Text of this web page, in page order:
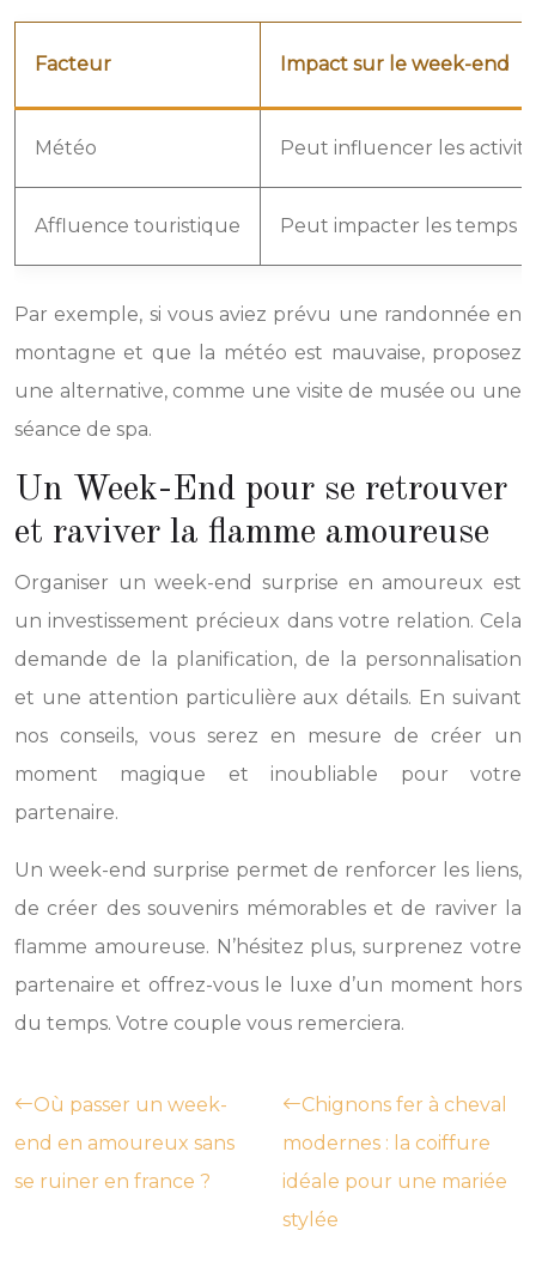
Facteur Impact sur le week-end
Météo Peut influencer les
Affluence touristique Peut impacter les temps
Par exemple, si vous aviez prévu une randonnée en
montagne et que la météo est mauvaise, proposez
une alternative, comme une visite de musée ou une
séance de spa.
Un Week-End pour se retrouver
et raviver la flamme amoureuse
Organiser un week-end surprise en amoureux est
un investissement précieux dans votre relation. Cela
demande de la planification, de la personnalisation
et une attention particulière aux détails. En suivant
nos conseils, vous serez en mesure de créer un
moment magique et inoubliable pour votre
partenaire.
Un week-end surprise permet de renforcer les liens,
de créer des souvenirs mémorables et de raviver la
flamme amoureuse. N’hésitez plus, surprenez votre
partenaire et offrez-vous le luxe d’un moment hors
du temps. Votre couple vous remerciera.
Où passer un week-
end en amoureux sans
se ruiner en france ?
Chignons fer à cheval
modernes : la coiffure
idéale pour une mariée
stylée